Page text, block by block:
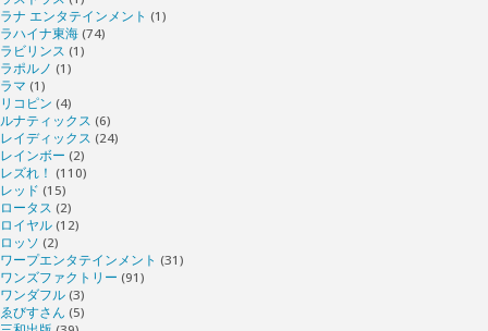
ラナ エンタテインメント (1)
ラハイナ東海 (74)
ラビリンス (1)
ラポルノ (1)
ラマ (1)
リコピン (4)
ルナティックス (6)
レイディックス (24)
レインボー (2)
レズれ！ (110)
レッド (15)
ロータス (2)
ロイヤル (12)
ロッソ (2)
ワープエンタテインメント (31)
ワンズファクトリー (91)
ワンダフル (3)
ゑびすさん (5)